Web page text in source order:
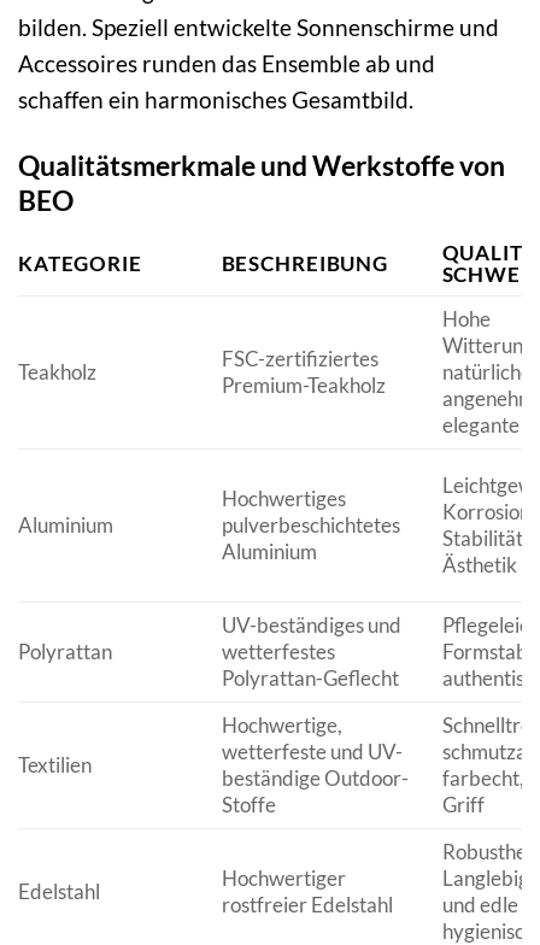
bilden. Speziell entwickelte Sonnenschirme und
Accessoires runden das Ensemble ab und
schaffen ein harmonisches Gesamtbild.
Qualitätsmerkmale und Werkstoffe von
BEO
KATEGORIE BESCHREIBUNG
Teakholz
FSC-zertifiziertes
Premium-Teakholz
Hohe
natürliche
elegante
Aluminium
Hochwertiges
pulverbeschichtetes
Aluminium
Stabilität,
Ästhetik
Polyrattan
UV-beständiges und
wetterfestes
Polyrattan-Geflecht
Textilien
Hochwertige,
wetterfeste und UV-
beständige Outdoor-
Stoffe
farbecht,
Griff
Edelstahl
Hochwertiger
rostfreier Edelstahl
und edle
hygienisch